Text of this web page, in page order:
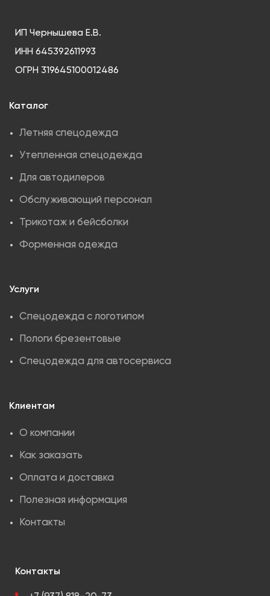
ИП Чернышева Е.В.
ИНН 645392611993
ОГРН 319645100012486
Каталог
Летняя спецодежда
Утепленная спецодежда
Для автодилеров
Обслуживающий персонал
Трикотаж и бейсболки
Форменная одежда
Услуги
Спецодежда с логотипом
Пологи брезентовые
Спецодежда для автосервиса
Клиентам
О компании
Как заказать
Оплата и доставка
Полезная информация
Контакты
Контакты